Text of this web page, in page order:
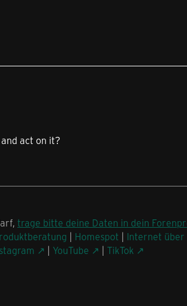
act on it?
trage bitte deine Daten in dein
| Homespot | Internet über
| YouTube | TikTok